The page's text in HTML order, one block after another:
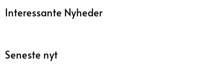
Interessante Nyheder
Seneste nyt